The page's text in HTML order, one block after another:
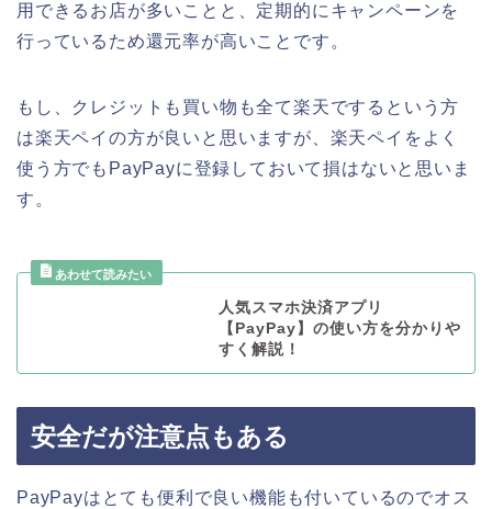
用できるお店が多いことと、定期的にキャンペーンを
行っているため還元率が高いことです。
もし、クレジットも買い物も全て楽天でするという方
は楽天ペイの方が良いと思いますが、楽天ペイをよく
使う方でもPayPayに登録しておいて損はないと思いま
す。
人気スマホ決済アプリ
【PayPay】の使い方を分かりや
すく解説！
安全だが注意点もある
PayPayはとても便利で良い機能も付いているのでオス